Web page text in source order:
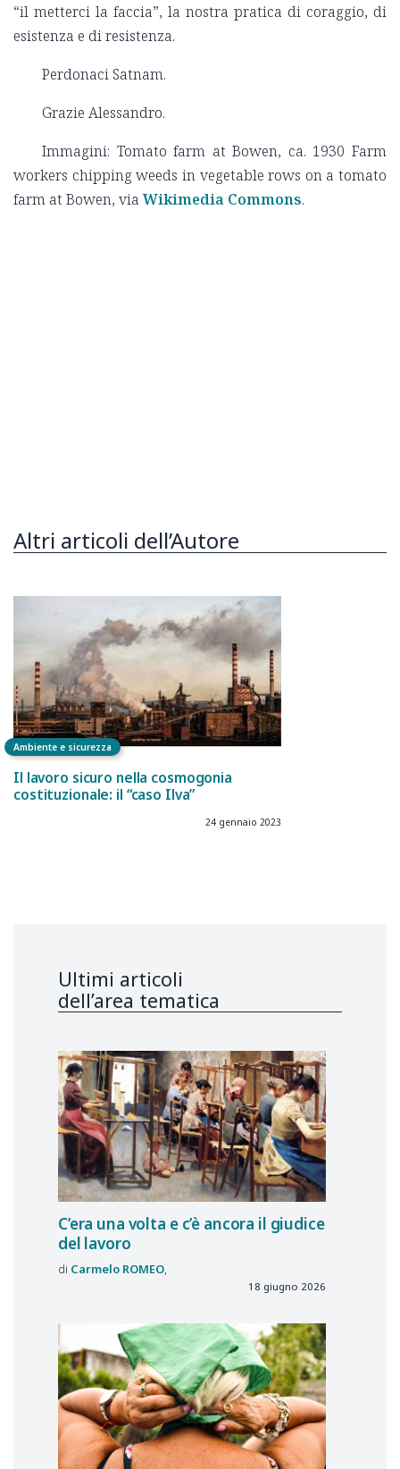
“il metterci la faccia”, la nostra pratica di coraggio, di
esistenza e di resistenza.
Perdonaci Satnam.
Grazie Alessandro.
Immagini: Tomato farm at Bowen, ca. 1930 Farm
workers chipping weeds in vegetable rows on a tomato
farm at Bowen, viaWikimedia Commons.
Altri articoli dell’Autore
Ambiente e sicurezza
Il lavoro sicuro nella cosmogonia
costituzionale: il “caso Ilva”
24 gennaio 2023
Ultimi articoli
dell’area tematica
C’era una volta e c’è ancora il giudice
del lavoro
Carmelo ROMEO
18 giugno 2026